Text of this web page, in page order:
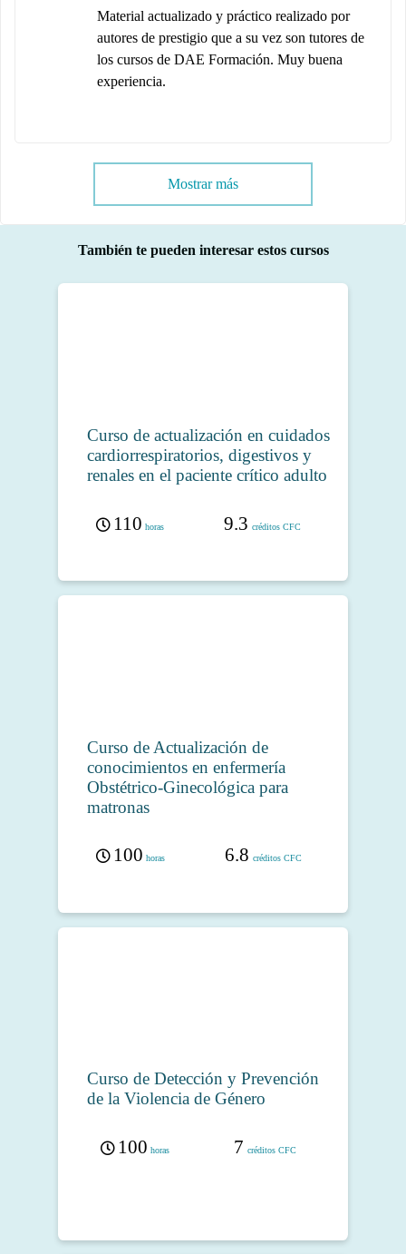
Material actualizado y práctico realizado por
autores de prestigio que a su vez son tutores de
los cursos de DAE Formación. Muy buena
experiencia.
Mostrar más
También te pueden interesar estos cursos
Curso de actualización en cuidados
cardiorrespiratorios, digestivos y
renales en el paciente crítico adulto
110 horas 9.3 créditos CFC
Curso de Actualización de
conocimientos en enfermería
Obstétrico-Ginecológica para
matronas
100 horas 6.8 créditos CFC
Curso de Detección y Prevención
de la Violencia de Género
100 horas 7 créditos CFC